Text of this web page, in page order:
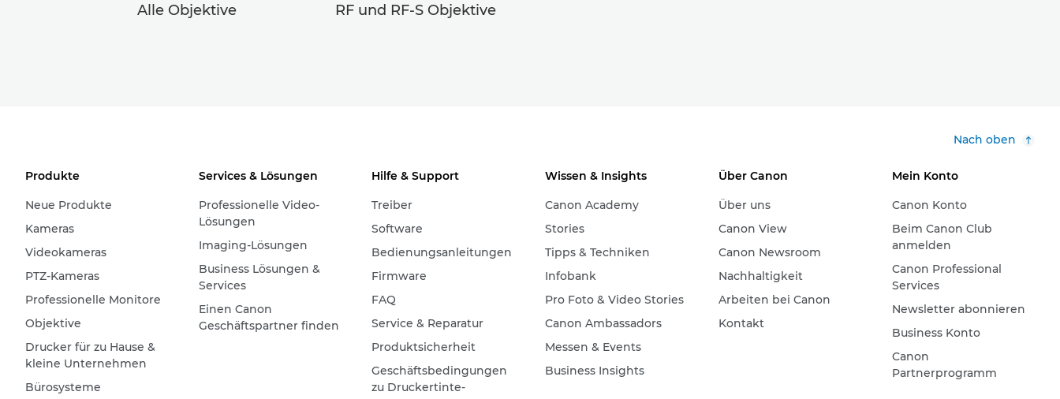
Alle Objektive RF und RF-S Objektive
Nach oben
Produkte
Neue Produkte
Kameras
Videokameras
PTZ-Kameras
Professionelle Monitore
Objektive
Drucker für zu Hause &
kleine Unternehmen
Bürosysteme
Services & Lösungen
Professionelle Video-
Lösungen
Imaging-Lösungen
Business Lösungen &
Services
Einen Canon
Geschäftspartner finden
Hilfe & Support
Treiber
Software
Bedienungsanleitungen
Firmware
FAQ
Service & Reparatur
Produktsicherheit
Geschäftsbedingungen
zu Druckertinte-
Wissen & Insights
Canon Academy
Stories
Tipps & Techniken
Infobank
Pro Foto & Video Stories
Canon Ambassadors
Messen & Events
Business Insights
Über Canon
Über uns
Canon View
Canon Newsroom
Nachhaltigkeit
Arbeiten bei Canon
Kontakt
Mein Konto
Canon Konto
Beim Canon Club
anmelden
Canon Professional
Services
Newsletter abonnieren
Business Konto
Canon
Partnerprogramm